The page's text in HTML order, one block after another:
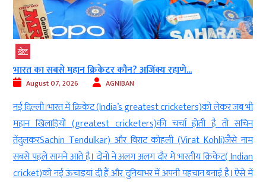
भी
नाम
ऐसे में
Women T-20 Asia Cup 2026 का शेड्यूल जारी…....
August 07, 2026 AGNIBAN
दुबई। महिला टी20 एशिया कप 2026 (Women Asia Cup 2026)
आयोजन 28 अगस्त से 13 सितंबर तक दुबई में होगा। भारतीय महिला
(Indian Women’s Team) अपने अभियान की सबसे बड़ी चुनौती 5 सितंबर
पाकिस्तान (Pakistan) के खिलाफ खेलेगी. टूर्नामेंट में आठ टीमें हिस्सा
ग्रुप राउंड के बाद शीर्ष दो टीमें सेमीफाइनल […]